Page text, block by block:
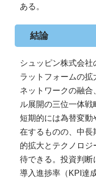
ある。
結論
シュッピン株式会
ラットフォームの
ネットワークの融
ル展開の三位一体戦
短期的には為替変動
在するものの、中長
的拡大とテクノロジ
待できる。投資判断
導入進捗率（KPI達